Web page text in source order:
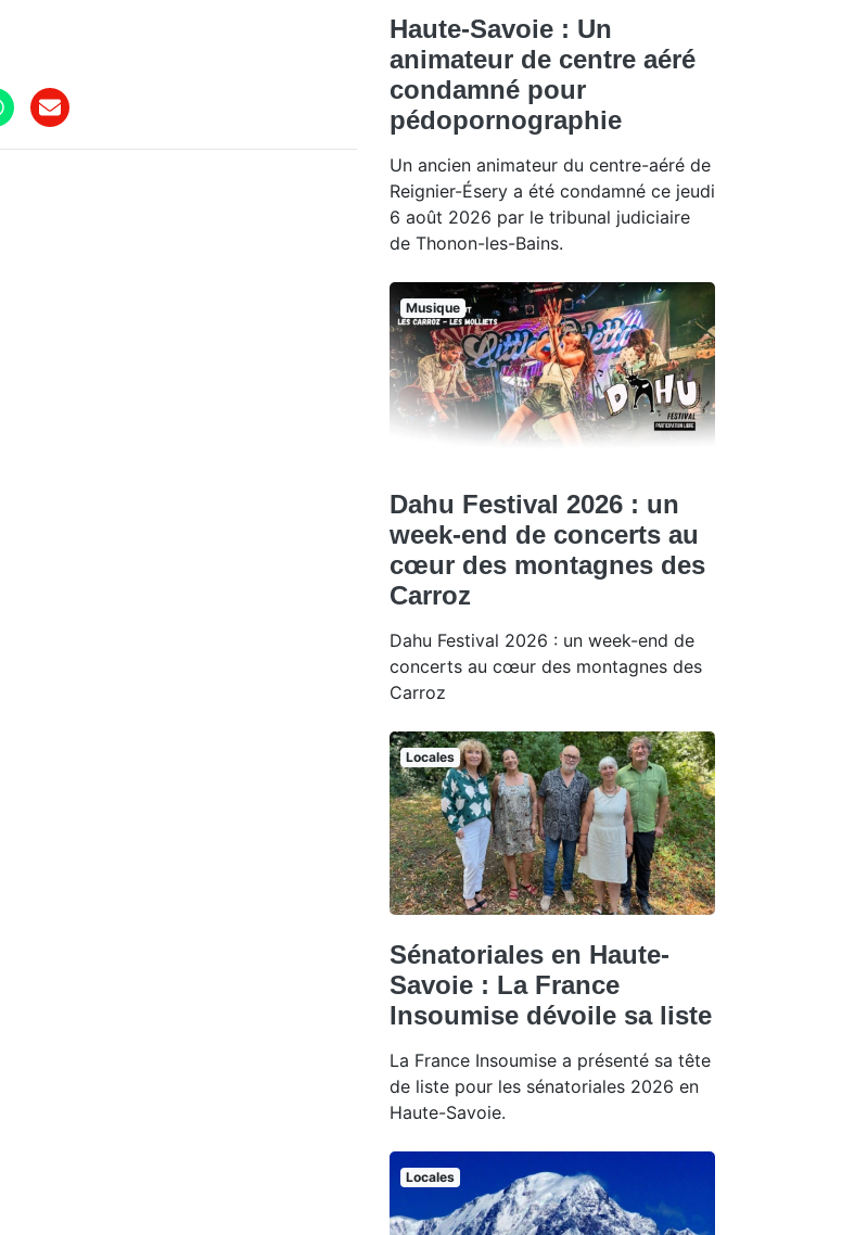
Haute-Savoie : Un
animateur de centre aéré
condamné pour
pédopornographie
Un ancien animateur du centre-aéré de
Reignier-Ésery a été condamné ce jeudi
6 août 2026 par le tribunal judiciaire
de Thonon-les-Bains.
Musique
Dahu Festival 2026 : un
week-end de concerts au
cœur des montagnes des
Carroz
Dahu Festival 2026 : un week-end de
concerts au cœur des montagnes des
Carroz
Locales
Sénatoriales en Haute-
Savoie : La France
Insoumise dévoile sa liste
La France Insoumise a présenté sa tête
de liste pour les sénatoriales 2026 en
Haute-Savoie.
Locales